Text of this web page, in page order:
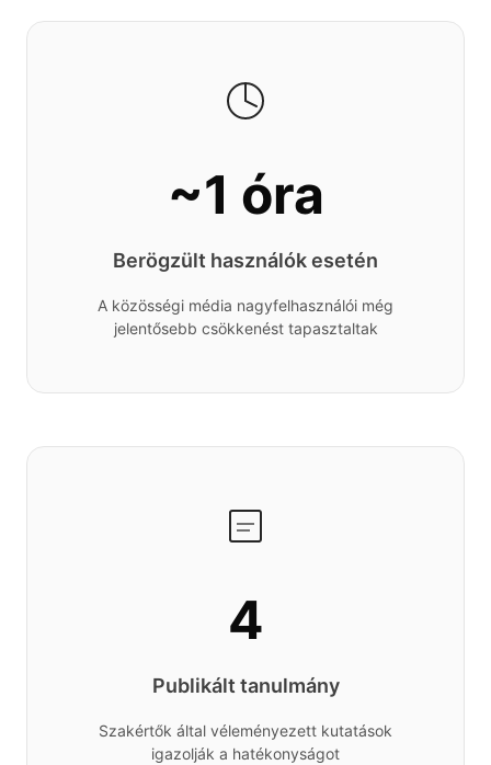
~1 óra
Berögzült használók esetén
A közösségi média nagyfelhasználói még
jelentősebb csökkenést tapasztaltak
4
Publikált tanulmány
Szakértők által véleményezett kutatások
igazolják a hatékonyságot